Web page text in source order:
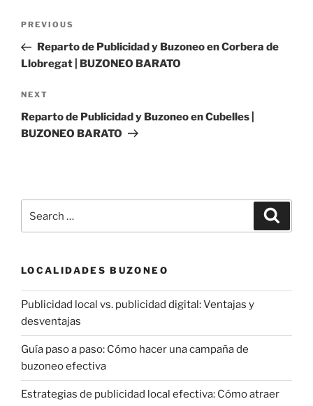
Previous
Post
PREVIOUS
Reparto de Publicidad y Buzoneo en Corbera de
Llobregat | BUZONEO BARATO
Next
Post
NEXT
Reparto de Publicidad y Buzoneo en Cubelles |
BUZONEO BARATO
for:
LOCALIDADES BUZONEO
Publicidad local vs. publicidad digital: Ventajas y
desventajas
Guía paso a paso: Cómo hacer una campaña de
buzoneo efectiva
Estrategias de publicidad local efectiva: Cómo atraer